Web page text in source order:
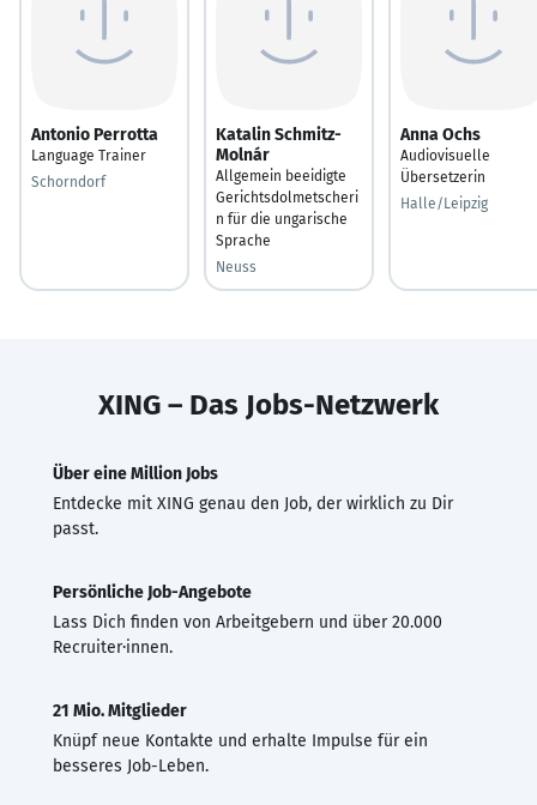
Antonio Perrotta
Language Trainer
Schorndorf
Katalin Schmitz-
Molnár
Allgemein beeidigte
Gerichtsdolmetscheri
n für die ungarische
Sprache
Neuss
Anna Ochs
Audiovisuelle
Übersetzerin
Halle/Leipzig
XING – Das Jobs-Netzwerk
Über eine Million Jobs
Entdecke mit XING genau den Job, der wirklich zu Dir
passt.
Persönliche Job-Angebote
Lass Dich finden von Arbeitgebern und über 20.000
Recruiter·innen.
21 Mio. Mitglieder
Knüpf neue Kontakte und erhalte Impulse für ein
besseres Job-Leben.